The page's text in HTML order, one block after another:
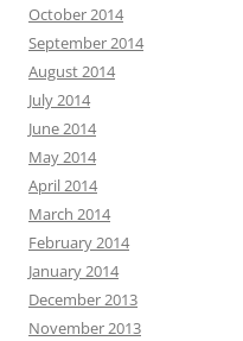
October 2014
September 2014
August 2014
July 2014
June 2014
May 2014
April 2014
March 2014
February 2014
January 2014
December 2013
November 2013